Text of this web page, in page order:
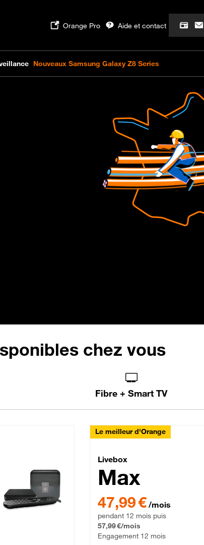
chez vous
Fibre + Smart TV
Fibre
42,99 € par mois, Engagement 12 mois
Le meilleur d'Orange
Livebox
Livebox
Max
47,99 € par mois pendant 12
47,99 € /mois
pendant 12 mois puis
57,99 €/mois
Engagement 12 mois